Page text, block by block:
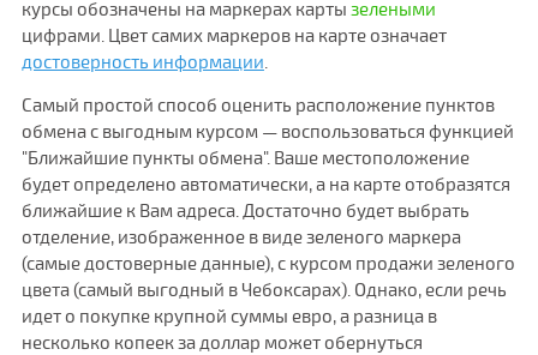
курсы обозначены на маркерах карты зелеными
цифрами. Цвет самих маркеров на карте означает
достоверность информации.
Самый простой способ оценить расположение пунктов
обмена с выгодным курсом — воспользоваться функцией
"Ближайшие пункты обмена". Ваше местоположение
будет определено автоматически, а на карте отобразятся
ближайшие к Вам адреса. Достаточно будет выбрать
отделение, изображенное в виде зеленого маркера
(самые достоверные данные), с курсом продажи зеленого
цвета (самый выгодный в Чебоксарах). Однако, если речь
идет о покупке крупной суммы евро, а разница в
несколько копеек за доллар может обернуться